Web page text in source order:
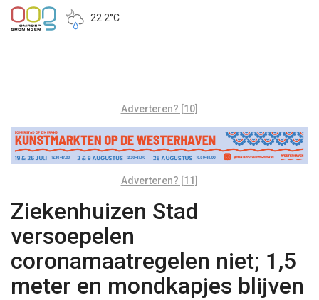
22.2°C
Adverteren? [10]
Adverteren? [11]
Ziekenhuizen Stad
versoepelen
coronamaatregelen niet; 1,5
meter en mondkapjes blijven